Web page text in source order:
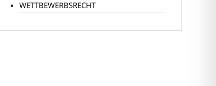
WETTBEWERBSRECHT